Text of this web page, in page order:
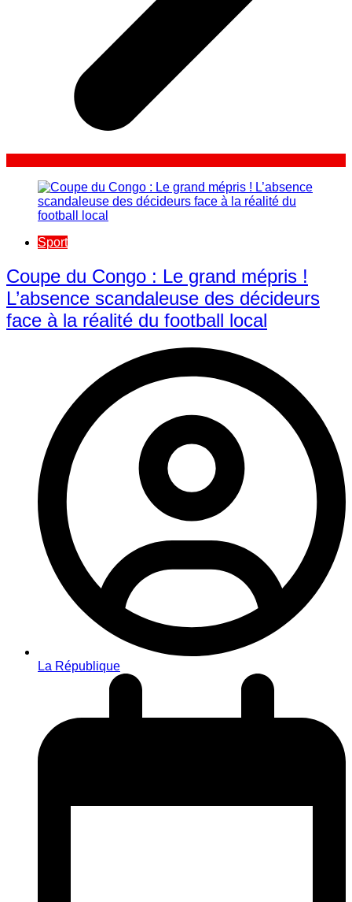
Sport
​Coupe du Congo : Le grand mépris !
L’absence scandaleuse des décideurs
face à la réalité du football local
La République